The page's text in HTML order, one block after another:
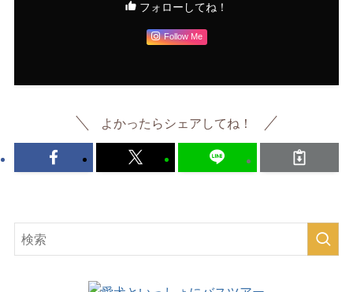
フォローしてね！
Follow Me
よかったらシェアしてね！